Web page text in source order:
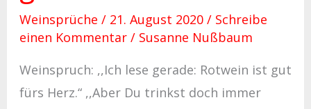
Weinsprüche / 21. August 2020 / Schreibe
einen Kommentar / Susanne Nußbaum
Weinspruch: ,,Ich lese gerade: Rotwein ist gut
fürs Herz.“ ,,Aber Du trinkst doch immer
großes
Herz“